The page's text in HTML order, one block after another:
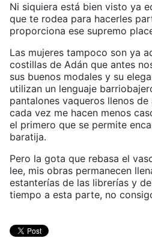
Ni siquiera está bien visto ya
que te rodea para hacerles
proporciona ese supremo
Las mujeres tampoco son ya
costillas de Adán que antes
sus buenos modales y su
utilizan un lenguaje
pantalones vaqueros llenos
cada vez me hacen menos
el primero que se permite
baratija.
Pero la gota que rebasa el
lee, mis obras permanecen
estanterías de las librerías y
tiempo a esta parte, no